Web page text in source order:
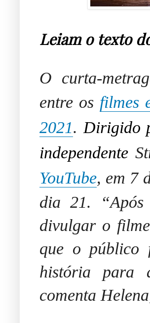
Leiam o texto
O curta-
entre os filmes
2021. Dirigido
independente
YouTube, em 7
dia 21.
divulgar o
que o público
história para
comenta